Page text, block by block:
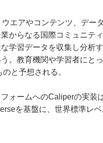
エアやコンテンツ、デー
からなる国際コミュニテ
学習データを収集し分析
。教育機関や学習者にと
と予想される。
ォームへのCaliperの実装
を基盤に、世界標準レ